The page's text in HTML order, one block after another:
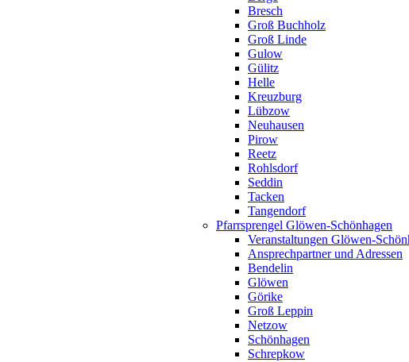
Bresch
Groß Buchholz
Groß Linde
Gulow
Gülitz
Helle
Kreuzburg
Lübzow
Neuhausen
Pirow
Reetz
Rohlsdorf
Seddin
Tacken
Tangendorf
Pfarrsprengel Glöwen-Schönhagen
Veranstaltungen Glöwen-
Ansprechpartner und Adressen
Bendelin
Glöwen
Görike
Groß Leppin
Netzow
Schönhagen
Schrepkow